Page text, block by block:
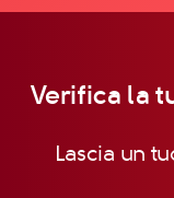
Verifica la
Lascia un